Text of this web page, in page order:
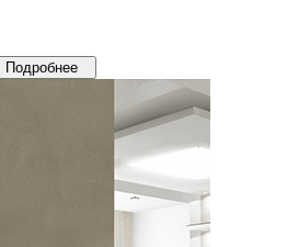
Подробнее